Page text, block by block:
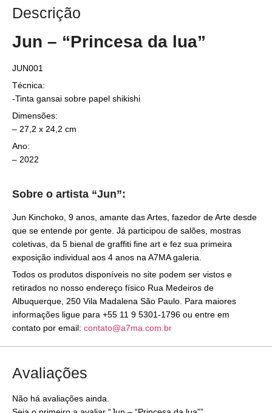
Descrição
Jun – “Princesa da lua”
JUN001
Técnica:
-Tinta gansai sobre papel shikishi
Dimensões:
– 27,2 x 24,2 cm
Ano:
– 2022
Sobre o artista “Jun”:
Jun Kinchoko, 9 anos, amante das Artes, fazedor de Arte desde
que se entende por gente. Já participou de salões, mostras
coletivas, da 5 bienal de graffiti fine art e fez sua primeira
exposição individual aos 4 anos na A7MA galeria.
Todos os produtos disponíveis no site podem ser vistos e
retirados no nosso endereço físico Rua Medeiros de
Albuquerque, 250 Vila Madalena São Paulo. Para maiores
informações ligue para +55 11 9 5301-1796 ou entre em
contato por email: contato@a7ma.com.br
Avaliações
Não há avaliações ainda.